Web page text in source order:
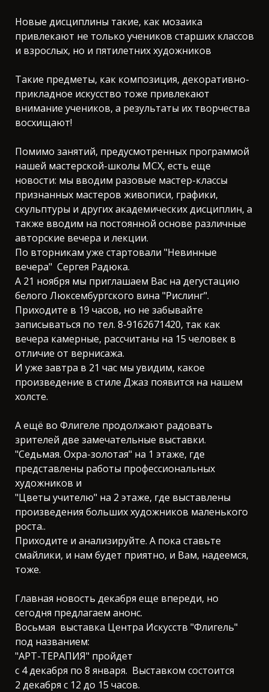
Новые дисциплины такие, как мозаика
привлекают не только учеников старших классов
и взрослых, но и пятилетних художников
Такие предметы, как композиция, декоративно-
прикладное искусство тоже привлекают
внимание учеников, а результаты их творчества
восхищают!
Помимо занятий, предусмотренных программой
нашей мастерской-школы МСХ, есть еще
новости: мы вводим разовые мастер-классы
признанных мастеров живописи, графики,
скульптуры и других академических дисциплин, а
также вводим на постоянной основе различные
авторские вечера и лекции.
По вторникам уже стартовали "Невинные
вечера" Сергея Радюка.
А 21 ноября мы приглашаем Вас на дегустацию
белого Люксембургского вина "Рислинг".
Приходите в 19 часов, но не забывайте
записываться по тел. 8-9162671420, так как
вечера камерные, рассчитаны на 15 человек в
отличие от вернисажа.
И уже завтра в 21 час мы увидим, какое
произведение в стиле Джаз появится на нашем
холсте.
А ещё во Флигеле продолжают радовать
зрителей две замечательные выставки.
"Седьмая. Охра-золотая" на 1 этаже, где
представлены работы профессиональных
художников и
"Цветы учителю" на 2 этаже, где выставлены
произведения больших художников маленького
роста..
Приходите и анализируйте. А пока ставьте
смайлики, и нам будет приятно, и Вам, надеемся,
тоже.
Главная новость декабря еще впереди, но
сегодня предлагаем анонс.
Восьмая выставка Центра Искусств "Флигель"
под названием:
"АРТ-ТЕРАПИЯ" пройдет
с 4 декабря по 8 января. Выставком состоится
2 декабря с 12 до 15 часов.